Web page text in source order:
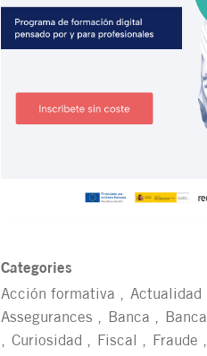
Categories
Acción formativa
Actualidad
Assegurances
Banca Banca
Curiosidad
Fiscal Fraude